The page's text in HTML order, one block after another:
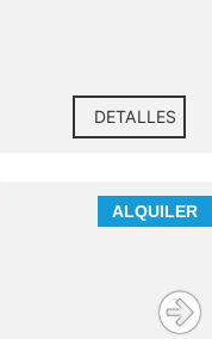
DETALLES
ALQUILER